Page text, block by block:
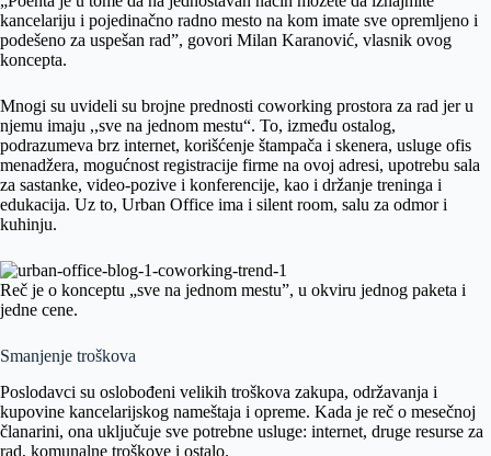
kancelariju i pojedinačno radno mesto na kom imate sve opremljeno i
podešeno za uspešan rad”, govori Milan Karanović, vlasnik ovog
koncepta.
Mnogi su uvideli su brojne prednosti coworking prostora za rad jer u
njemu imaju ,,sve na jednom mestu“. To, između ostalog,
podrazumeva brz internet, korišćenje štampača i skenera, usluge ofis
menadžera, mogućnost registracije firme na ovoj adresi, upotrebu sala
za sastanke, video-pozive i konferencije, kao i držanje treninga i
edukacija. Uz to, Urban Office ima i silent room, salu za odmor i
kuhinju.
Reč je o konceptu „sve na jednom mestu”, u okviru jednog paketa i
jedne cene.
Smanjenje troškova
Poslodavci su oslobođeni velikih troškova zakupa, održavanja i
kupovine kancelarijskog nameštaja i opreme. Kada je reč o mesečnoj
članarini, ona uključuje sve potrebne usluge: internet, druge resurse za
rad, komunalne troškove i ostalo.